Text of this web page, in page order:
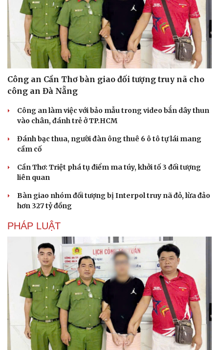
Sân khấu - Điện ảnh
Văn học
Âm nhạc
Di sản
Nghệ sĩ
Công an Cần Thơ bàn giao đối tượng truy nã cho
công an Đà Nẵng
Công an làm việc với bảo mẫu trong video bắn dây thun
vào chân, đánh trẻ ở TP.HCM
Đánh bạc thua, người đàn ông thuê 6 ô tô tự lái mang
cầm cố
Cần Thơ: Triệt phá tụ điểm ma túy, khởi tố 3 đối tượng
liên quan
Bàn giao nhóm đối tượng bị Interpol truy nã đỏ, lừa đảo
hơn 327 tỷ đồng
PHÁP LUẬT